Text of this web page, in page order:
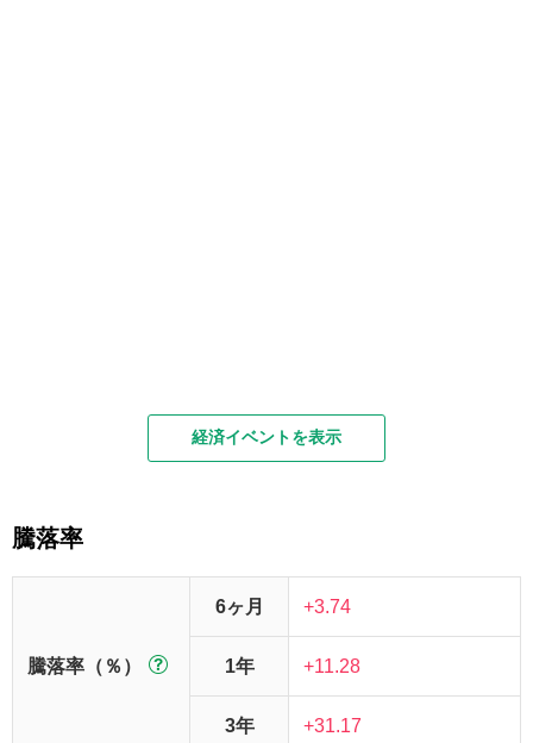
経済イベントを表示
騰落率
騰落率（％）
6ヶ月 +3.74
1年 +11.28
3年 +31.17